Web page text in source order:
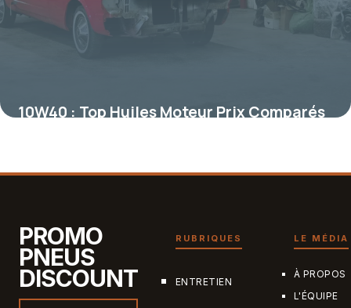
10W40 : Top Huiles Moteur Prix Comparés
PROMO
PNEUS
DISCOUNT
RUBRIQUES
ENTRETIEN
LE MÉDIA
À PROPOS
L'ÉQUIPE